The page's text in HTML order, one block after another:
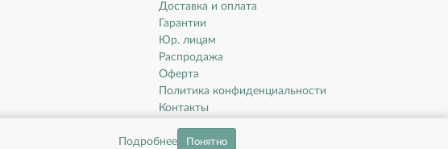
Подробнее Понятно
Доставка и оплата
Гарантии
Юр. лицам
Распродажа
Оферта
Политика конфиденциальности
Контакты